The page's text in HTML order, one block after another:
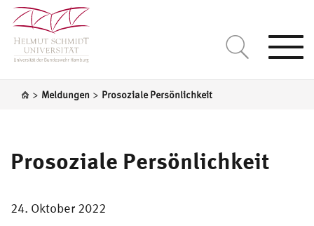
> Meldungen > Prosoziale Persönlichkeit
Prosoziale Persönlichkeit
24. Oktober 2022